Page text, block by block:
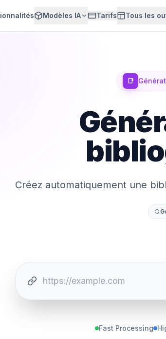
Modèles IA Tarifs Tous les
📑
Créez automatiquement une
Fast Processing